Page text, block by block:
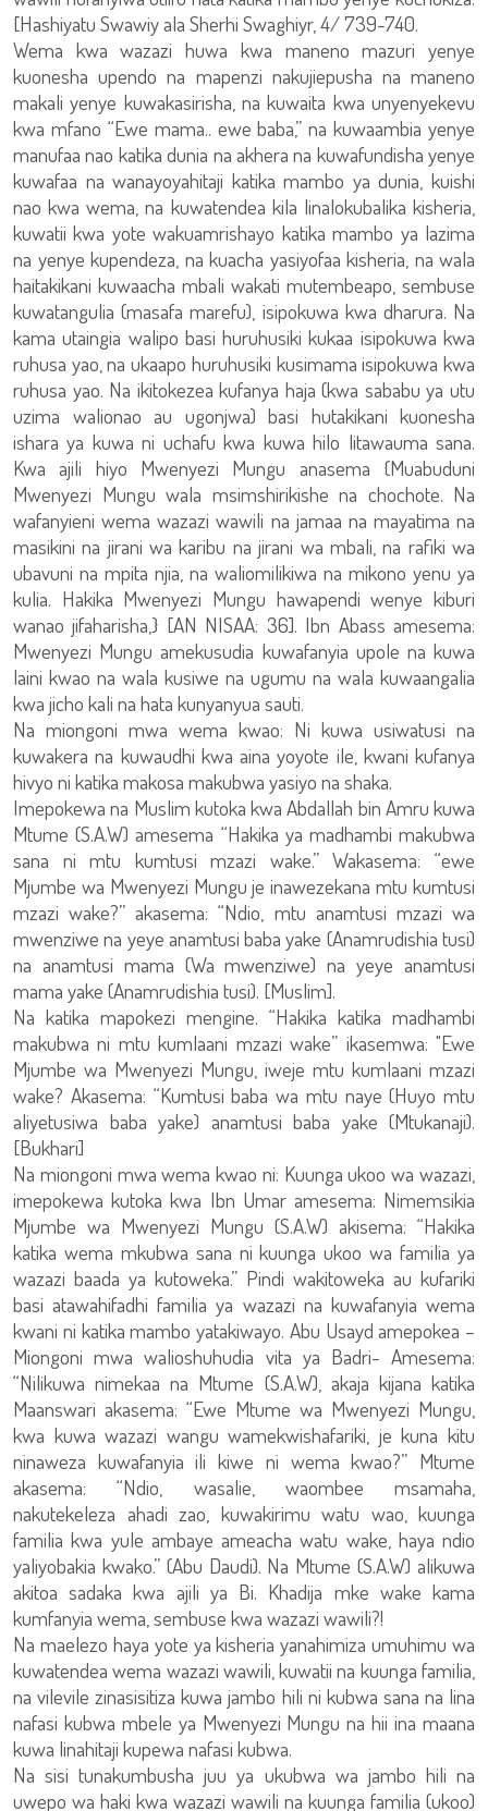
[Hashiyatu Swawiy ala Sherhi Swaghiyr, 4/ 739-740.
Wema kwa wazazi huwa kwa maneno mazuri yenye
kuonesha upendo na mapenzi nakujiepusha na maneno
makali yenye kuwakasirisha, na kuwaita kwa unyenyekevu
kwa mfano “Ewe mama.. ewe baba,” na kuwaambia yenye
manufaa nao katika dunia na akhera na kuwafundisha yenye
kuwafaa na wanayoyahitaji katika mambo ya dunia, kuishi
nao kwa wema, na kuwatendea kila linalokubalika kisheria,
kuwatii kwa yote wakuamrishayo katika mambo ya lazima
na yenye kupendeza, na kuacha yasiyofaa kisheria, na wala
haitakikani kuwaacha mbali wakati mutembeapo, sembuse
kuwatangulia (masafa marefu), isipokuwa kwa dharura. Na
kama utaingia walipo basi huruhusiki kukaa isipokuwa kwa
ruhusa yao, na ukaapo huruhusiki kusimama isipokuwa kwa
ruhusa yao. Na ikitokezea kufanya haja (kwa sababu ya utu
uzima walionao au ugonjwa) basi hutakikani kuonesha
ishara ya kuwa ni uchafu kwa kuwa hilo litawauma sana.
Kwa ajili hiyo Mwenyezi Mungu anasema {Muabuduni
Mwenyezi Mungu wala msimshirikishe na chochote. Na
wafanyieni wema wazazi wawili na jamaa na mayatima na
masikini na jirani wa karibu na jirani wa mbali, na rafiki wa
ubavuni na mpita njia, na waliomilikiwa na mikono yenu ya
kulia. Hakika Mwenyezi Mungu hawapendi wenye kiburi
wanao jifaharisha,} [AN NISAA: 36]. Ibn Abass amesema:
Mwenyezi Mungu amekusudia kuwafanyia upole na kuwa
laini kwao na wala kusiwe na ugumu na wala kuwaangalia
kwa jicho kali na hata kunyanyua sauti.
Na miongoni mwa wema kwao: Ni kuwa usiwatusi na
kuwakera na kuwaudhi kwa aina yoyote ile, kwani kufanya
hivyo ni katika makosa makubwa yasiyo na shaka.
Imepokewa na Muslim kutoka kwa Abdallah bin Amru kuwa
Mtume (S.A.W) amesema “Hakika ya madhambi makubwa
sana ni mtu kumtusi mzazi wake.” Wakasema: “ewe
Mjumbe wa Mwenyezi Mungu je inawezekana mtu kumtusi
mzazi wake?” akasema: “Ndio, mtu anamtusi mzazi wa
mwenziwe na yeye anamtusi baba yake (Anamrudishia tusi)
na anamtusi mama (Wa mwenziwe) na yeye anamtusi
mama yake (Anamrudishia tusi). [Muslim].
Na katika mapokezi mengine. “Hakika katika madhambi
makubwa ni mtu kumlaani mzazi wake” ikasemwa: "Ewe
Mjumbe wa Mwenyezi Mungu, iweje mtu kumlaani mzazi
wake? Akasema: “Kumtusi baba wa mtu naye (Huyo mtu
aliyetusiwa baba yake) anamtusi baba yake (Mtukanaji).
[Bukhari]
Na miongoni mwa wema kwao ni: Kuunga ukoo wa wazazi,
imepokewa kutoka kwa Ibn Umar amesema: Nimemsikia
Mjumbe wa Mwenyezi Mungu (S.A.W) akisema: “Hakika
katika wema mkubwa sana ni kuunga ukoo wa familia ya
wazazi baada ya kutoweka.” Pindi wakitoweka au kufariki
basi atawahifadhi familia ya wazazi na kuwafanyia wema
kwani ni katika mambo yatakiwayo. Abu Usayd amepokea –
Miongoni mwa walioshuhudia vita ya Badri- Amesema:
“Nilikuwa nimekaa na Mtume (S.A.W), akaja kijana katika
Maanswari akasema: “Ewe Mtume wa Mwenyezi Mungu,
kwa kuwa wazazi wangu wamekwishafariki, je kuna kitu
ninaweza kuwafanyia ili kiwe ni wema kwao?” Mtume
akasema: “Ndio, wasalie, waombee msamaha,
nakutekeleza ahadi zao, kuwakirimu watu wao, kuunga
familia kwa yule ambaye ameacha watu wake, haya ndio
yaliyobakia kwako.” (Abu Daudi). Na Mtume (S.A.W) alikuwa
akitoa sadaka kwa ajili ya Bi. Khadija mke wake kama
kumfanyia wema, sembuse kwa wazazi wawili?!
Na maelezo haya yote ya kisheria yanahimiza umuhimu wa
kuwatendea wema wazazi wawili, kuwatii na kuunga familia,
na vilevile zinasisitiza kuwa jambo hili ni kubwa sana na lina
nafasi kubwa mbele ya Mwenyezi Mungu na hii ina maana
kuwa linahitaji kupewa nafasi kubwa.
Na sisi tunakumbusha juu ya ukubwa wa jambo hili na
uwepo wa haki kwa wazazi wawili na kuunga familia (ukoo)